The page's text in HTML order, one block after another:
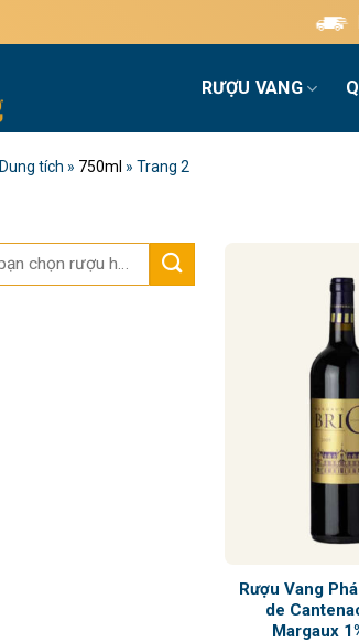
Miễn
RƯỢU VANG
Dung tích » 750ml » Trang 2
Rượu Vang
de
Margaux